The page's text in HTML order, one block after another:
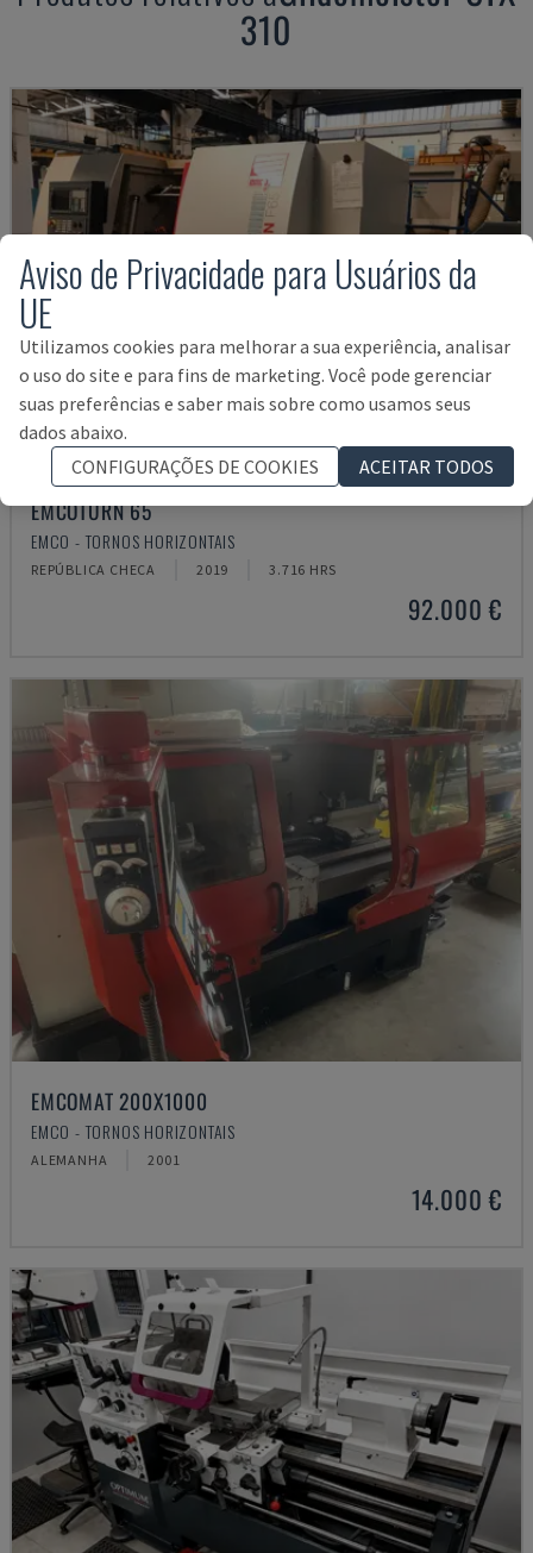
310
EMCOTURN 65
EMCO - TORNOS HORIZONTAIS
REPÚBLICA CHECA 2019 3.716 HRS
92.000 €
EMCOMAT 200X1000
EMCO - TORNOS HORIZONTAIS
ALEMANHA 2001
14.000 €
Aviso de Privacidade para Usuários da
UE
Utilizamos cookies para melhorar a sua experiência, analisar
o uso do site e para fins de marketing. Você pode gerenciar
suas preferências e saber mais sobre como usamos seus
dados abaixo.
CONFIGURAÇÕES DE COOKIES
ACEITAR TODOS